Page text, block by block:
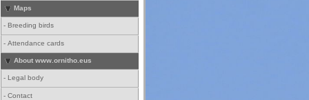
Maps
- Breeding birds
- Attendance cards
About www.ornitho.eus
- Legal body
- Contact